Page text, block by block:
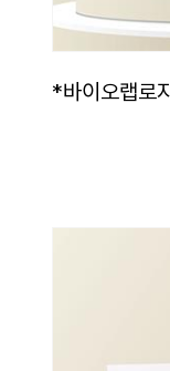
*바이오랩로